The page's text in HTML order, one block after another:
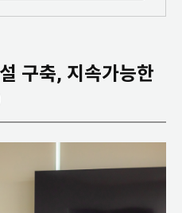
구축, 지속가능한